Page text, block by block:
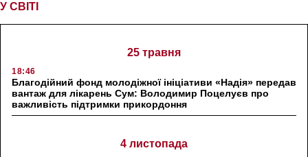
У СВІТІ
25 травня
18:46
Благодійний фонд молодіжної ініціативи «Надія» передав
вантаж для лікарень Сум: Володимир Поцелуєв про
важливість підтримки прикордоння
4 листопада